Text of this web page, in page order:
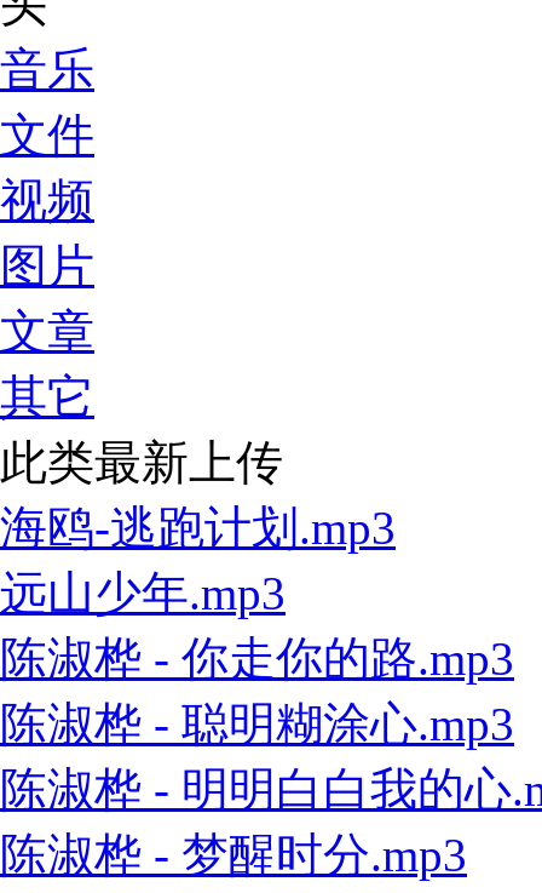
音乐
文件
视频
图片
文章
其它
此类最新上传
海鸥-逃跑计划.mp3
远山少年.mp3
陈淑桦 - 你走你的路.mp3
陈淑桦 - 聪明糊涂心.mp3
陈淑桦 - 明明白白我的心
陈淑桦 - 梦醒时分.mp3